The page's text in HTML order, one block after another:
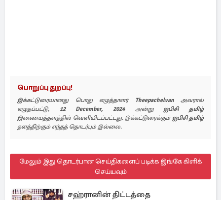
பொறுப்பு துறப்பு!
இக்கட்டுரையானது பொது எழுத்தாளர் Theepachelvanஅவரால்
எழுதப்பட்டு, 12 December, 2024அன்றுஐபிசி தமிழ்
இணையத்தளத்தில் வெளியிடப்பட்டது. இக்கட்டுரைக்கும் ஐபிசி தமிழ்
தளத்திற்கும் எந்தத் தொடர்பும் இல்லை.
மேலும் இது தொடர்பான செய்திகளைப் படிக்க இங்கே கிளிக்
செய்யவும்
சஹ்ரானின் திட்டத்தை